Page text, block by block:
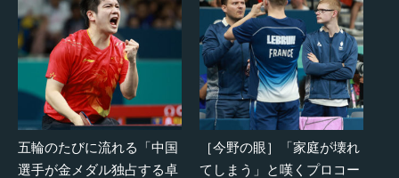
五輪のたびに流れる「中国
選手が金メダル独占する卓
［今野の眼］「家庭が壊れ
てしまう」と嘆くプロコー